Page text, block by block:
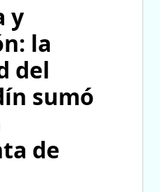
y
la
del
sumó
de